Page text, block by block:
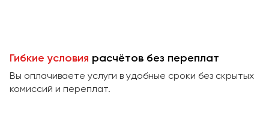
Гибкие условия расчётов без переплат
Вы оплачиваете услуги в удобные сроки без скрытых
комиссий и переплат.